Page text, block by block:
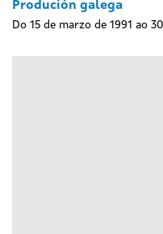
Produción galega
Do 15 de marzo de 1991 ao